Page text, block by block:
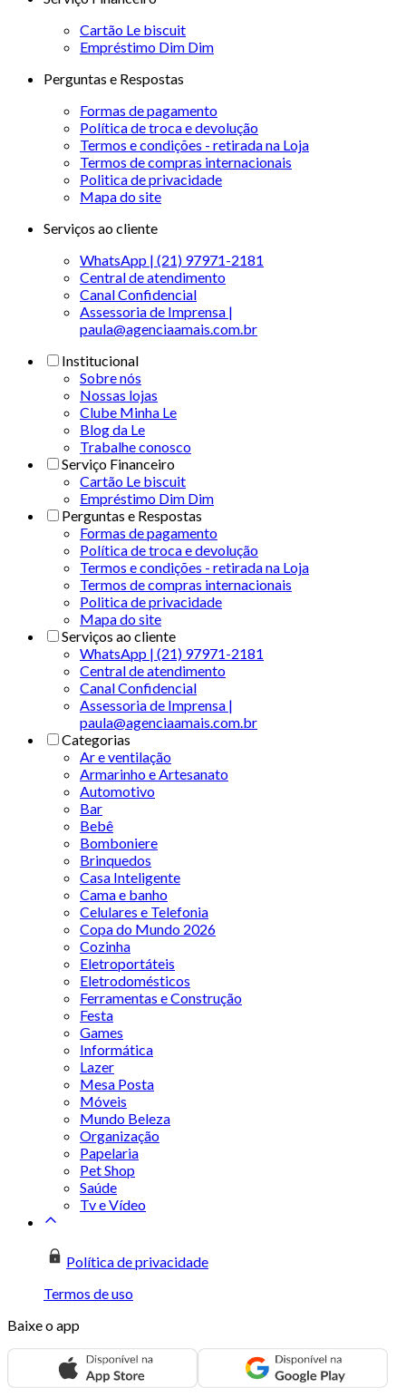
Cartão Le biscuit
Empréstimo Dim Dim
Perguntas e Respostas
Formas de pagamento
Política de troca e devolução
Termos e condições - retirada na Loja
Termos de compras internacionais
Politica de privacidade
Mapa do site
Serviços ao cliente
WhatsApp | (21) 97971-2181
Central de atendimento
Canal Confidencial
Assessoria de Imprensa |
paula@agenciaamais.com.br
Institucional
Sobre nós
Nossas lojas
Clube Minha Le
Blog da Le
Trabalhe conosco
Serviço Financeiro
Cartão Le biscuit
Empréstimo Dim Dim
Perguntas e Respostas
Formas de pagamento
Política de troca e devolução
Termos e condições - retirada na Loja
Termos de compras internacionais
Politica de privacidade
Mapa do site
Serviços ao cliente
WhatsApp | (21) 97971-2181
Central de atendimento
Canal Confidencial
Assessoria de Imprensa |
paula@agenciaamais.com.br
Categorias
Ar e ventilação
Armarinho e Artesanato
Automotivo
Bar
Bebê
Bomboniere
Brinquedos
Casa Inteligente
Cama e banho
Celulares e Telefonia
Copa do Mundo 2026
Cozinha
Eletroportáteis
Eletrodomésticos
Ferramentas e Construção
Festa
Games
Informática
Lazer
Mesa Posta
Móveis
Mundo Beleza
Organização
Papelaria
Pet Shop
Saúde
Tv e Vídeo
Política de privacidade
Termos de uso
Baixe o app